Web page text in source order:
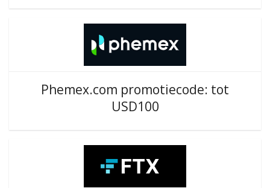
Phemex.com promotiecode: tot
USD100